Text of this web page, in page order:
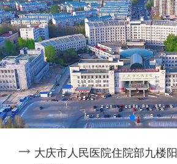
大庆市人民医院住院部九楼